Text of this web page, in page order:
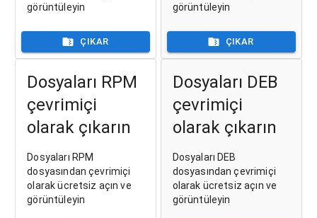
görüntüleyin
ÇIKAR
görüntüleyin
ÇIKAR
Dosyaları RPM
çevrimiçi
olarak çıkarın
Dosyaları RPM
dosyasından çevrimiçi
olarak ücretsiz açın ve
görüntüleyin
Dosyaları DEB
çevrimiçi
olarak çıkarın
Dosyaları DEB
dosyasından çevrimiçi
olarak ücretsiz açın ve
görüntüleyin